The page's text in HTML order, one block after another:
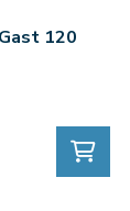
120